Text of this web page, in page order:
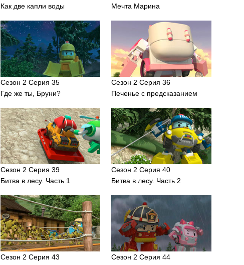
Как две капли воды
Мечта Марина
Сезон 2 Серия 35
Где же ты, Бруни?
Сезон 2 Серия 36
Печенье с предсказанием
Сезон 2 Серия 39
Битва в лесу. Часть 1
Сезон 2 Серия 40
Битва в лесу. Часть 2
Сезон 2 Серия 43
Сезон 2 Серия 44